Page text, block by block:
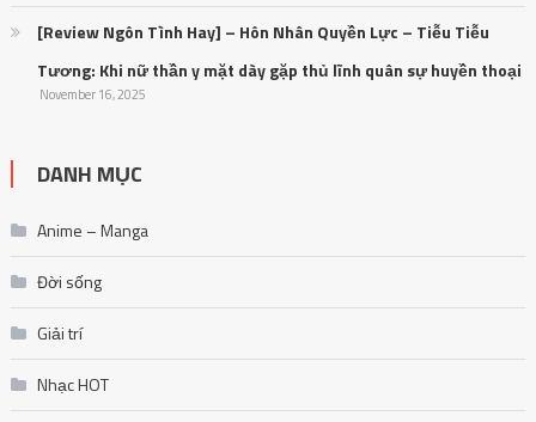
[Review Ngôn Tình Hay] – Hôn Nhân Quyền Lực – Tiễu Tiễu
Tương: Khi nữ thần y mặt dày gặp thủ lĩnh quân sự huyền thoại
November 16, 2025
DANH MỤC
Anime – Manga
Đời sống
Giải trí
Nhạc HOT